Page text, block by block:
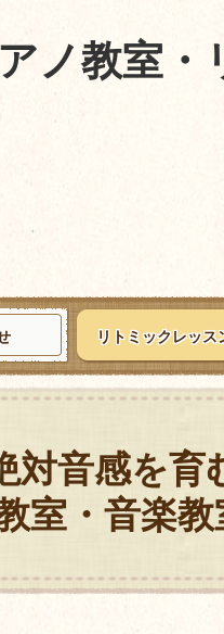
ノ教室
リトミックレッス
対音感を育
室・音楽教